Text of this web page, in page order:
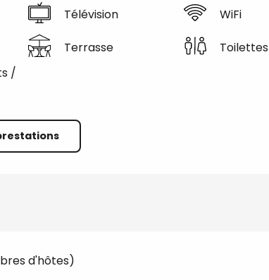
Télévision WiFi
Terrasse
Toilettes
/
d'hôtes)